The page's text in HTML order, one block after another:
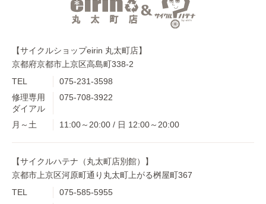
【サイクルショップeirin 丸太町店】
京都府京都市上京区高島町338-2
TEL
075-231-3598
修理専用
ダイアル
075-708-3922
月～土 11:00～20:00 / 日 12:00～20:00
【サイクルハテナ（丸太町店別館）】
京都市上京区河原町通り丸太町上がる桝屋町367
TEL
075-585-5955